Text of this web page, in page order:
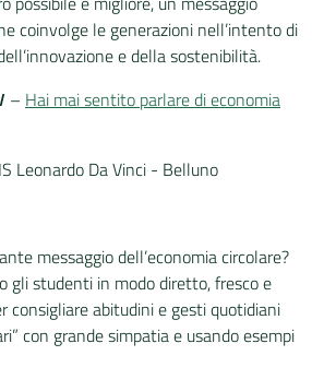
coinvolge le generazioni nell’intento di
e della sostenibilità.
– Hai mai sentito parlare di economia
Leonardo Da Vinci - Belluno
messaggio dell’economia circolare?
gli studenti in modo diretto, fresco e
consigliare abitudini e gesti quotidiani
con grande simpatia e usando esempi